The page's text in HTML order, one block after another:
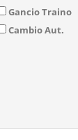
Gancio Traino
Cambio Aut.